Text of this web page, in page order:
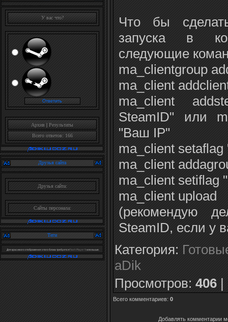
У вас что?
Архив | Результаты
Всего ответов: 166
Друзья сайта
Друзья сайта:
Сайты персонала:
Теги
Для красивого отображения этого блока требуетсяFlash Player 9или выше.
Что бы
запуска в
следующие
ma_clientgroup
ma_client
ma_client
SteamID" или
"Ваш IP"
ma_client
ma_client
ma_client setiflag
ma_client upload
(рекомендую
SteamID, если у
Категория:
aDik
Просмотров: 406 |
Всего комментариев: 0
Добавлять комментарии